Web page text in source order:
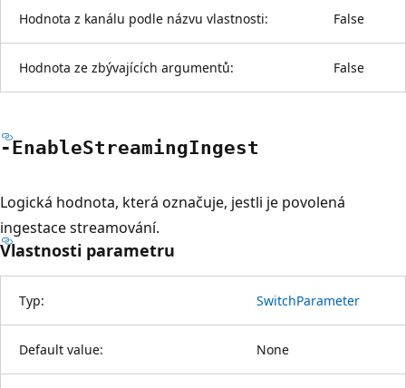
Hodnota z kanálu podle názvu vlastnosti: False
Hodnota ze zbývajících argumentů: False
-EnableStreamingIngest
Logická hodnota, která označuje, jestli je povolená
ingestace streamování.
Vlastnosti parametru
Typ: SwitchParameter
Default value: None